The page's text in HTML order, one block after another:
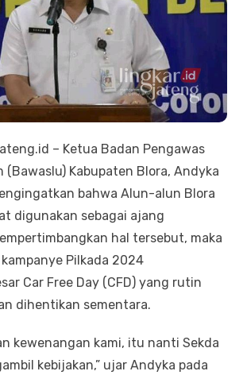
– Ketua Badan Pengawas
(Bawaslu) Kabupaten Blora, Andyka
bahwa Alun-alun Blora
digunakan sebagai ajang
hal tersebut, maka
Pilkada 2024
Car Free Day (CFD) yang rutin
dihentikan sementara.
kewenangan kami, itu nanti Sekda
kebijakan,” ujar Andyka pada